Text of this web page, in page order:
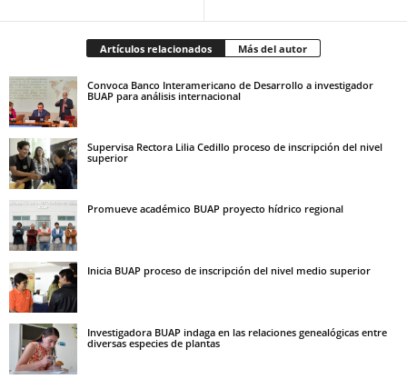
Artículos relacionados Más del autor
Convoca Banco Interamericano de Desarrollo a investigador
BUAP para análisis internacional
Supervisa Rectora Lilia Cedillo proceso de inscripción del nivel
superior
Promueve académico BUAP proyecto hídrico regional
Inicia BUAP proceso de inscripción del nivel medio superior
Investigadora BUAP indaga en las relaciones genealógicas entre
diversas especies de plantas